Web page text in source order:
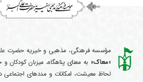
مؤسسه فرهنگی، مذهبی و خیریه حضرت
«معاک» به معنای پناهگاه، میزبان کودکان
لحاظ معیشت، امکانات و مددهای اجتماعی